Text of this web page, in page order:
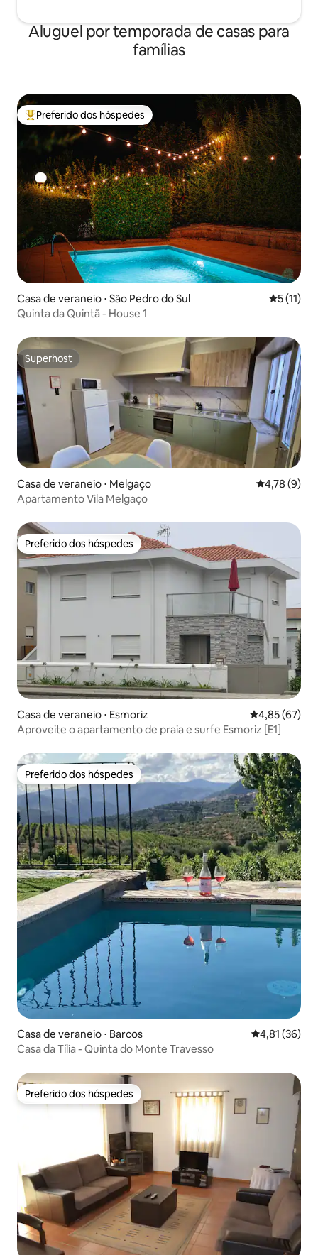
Aluguel por temporada de casas para
famílias
Entre os melhores preferidos dos hóspedes
Preferido dos hóspedes
Casa de veraneio ⋅ São Pedro do Sul 5 de uma
5 (11)
Quinta da Quintã - House 1
Superhost
Superhost
Casa de veraneio ⋅ Melgaço 4,78 de
4,78 (9)
Apartamento Vila Melgaço
Preferido dos hóspedes
Preferido dos hóspedes
Casa de veraneio ⋅ Esmoriz 4,85 de uma
4,85 (67)
Aproveite o apartamento de praia e surfe Esmoriz [E1]
Preferido dos hóspedes
Preferido dos hóspedes
Casa de veraneio ⋅ Barcos 4,81 de uma
4,81 (36)
Casa da Tília - Quinta do Monte Travesso
Preferido dos hóspedes
Preferido dos hóspedes